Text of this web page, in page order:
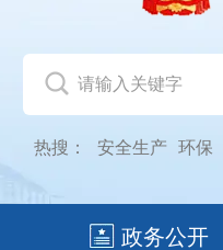
热搜： 安全生产 环保
政务公开